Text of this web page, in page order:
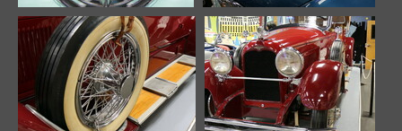
Image 646
10055 odwiedzin
Image 647
10083 odwiedzin